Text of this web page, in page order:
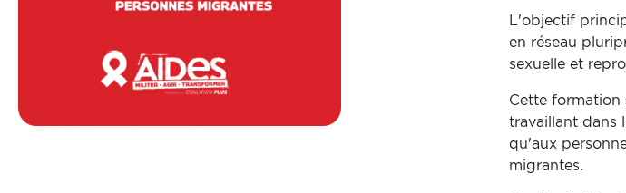
L'objectif
en réseau
sexuelle et
Cette formation
travaillant dans
qu'aux
migrantes.